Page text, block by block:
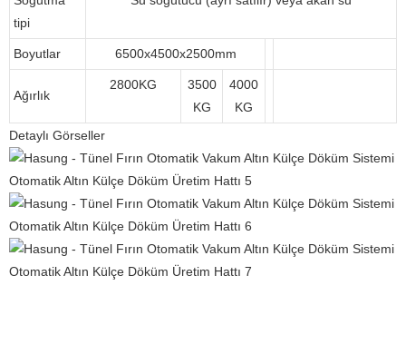
tipi
Boyutlar 6500x4500x2500mm
Ağırlık
2800KG
3500
KG
4000
KG
Detaylı Görseller